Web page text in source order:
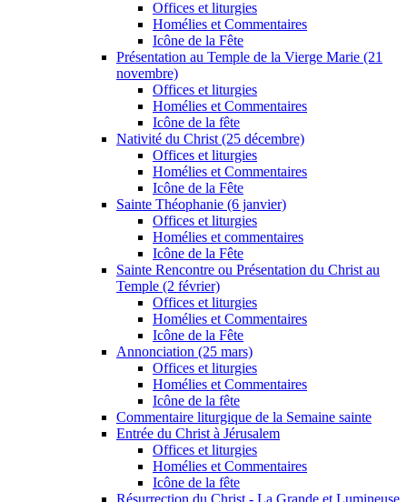
Offices et liturgies
Homélies et Commentaires
Icône de la Fête
Présentation au Temple de la Vierge Marie (21
novembre)
Offices et liturgies
Homélies et Commentaires
Icône de la fête
Nativité du Christ (25 décembre)
Offices et liturgies
Homélies et Commentaires
Icône de la Fête
Sainte Théophanie (6 janvier)
Offices et liturgies
Homélies et commentaires
Icône de la Fête
Sainte Rencontre ou Présentation du Christ au
Temple (2 février)
Offices et liturgies
Homélies et Commentaires
Icône de la Fête
Annonciation (25 mars)
Offices et liturgies
Homélies et Commentaires
Icône de la fête
Commentaire liturgique de la Semaine sainte
Entrée du Christ à Jérusalem
Offices et liturgies
Homélies et Commentaires
Icône de la fête
Résurrection du Christ - La Grande et Lumineuse